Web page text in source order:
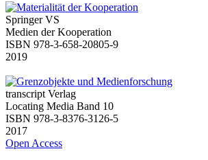
Springer VS
Medien der Kooperation
ISBN 978-3-658-20805-9
2019
transcript Verlag
Locating Media Band 10
ISBN 978-3-8376-3126-5
2017
Open Access